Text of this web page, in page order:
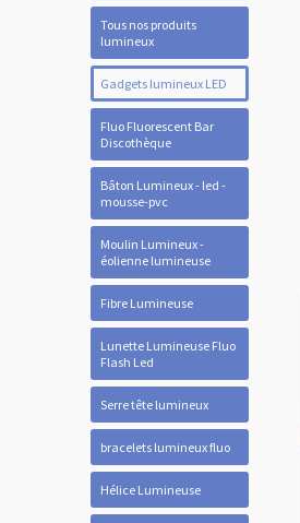
Tous nos produits
lumineux
Gadgets lumineux LED
Fluo Fluorescent Bar
Discothèque
Bâton Lumineux - led -
mousse-pvc
Moulin Lumineux -
éolienne lumineuse
Fibre Lumineuse
Lunette Lumineuse Fluo
Flash Led
Serre tête lumineux
bracelets lumineux fluo
Hélice Lumineuse